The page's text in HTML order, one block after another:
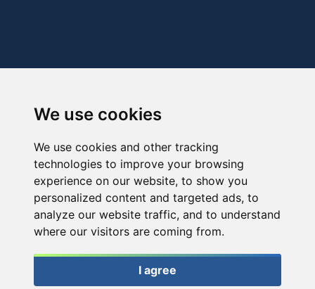
We use cookies
We use cookies and other tracking
technologies to improve your browsing
experience on our website, to show you
personalized content and targeted ads, to
analyze our website traffic, and to understand
where our visitors are coming from.
I agree